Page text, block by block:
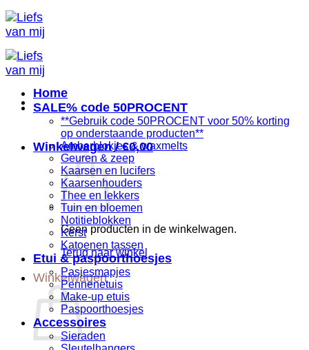
Ga
naar
inhoud
Winkelwagen /€0,00
Geen producten in de winkelwagen.
Terug naar winkel
Winkelwagen
Home
SALE% code 50PROCENT
**Gebruik code 50PROCENT voor 50% korting
op onderstaande producten**
Amberblokjes & waxmelts
Geuren & zeep
Kaarsen en lucifers
Kaarsenhouders
Thee en lekkers
Tuin en bloemen
Notitieblokken
Kerst
Katoenen tassen
Etui & paspoorthoesjes
Pasjesmapjes
Pennenetuis
Make-up etuis
Paspoorthoesjes
Accessoires
Sieraden